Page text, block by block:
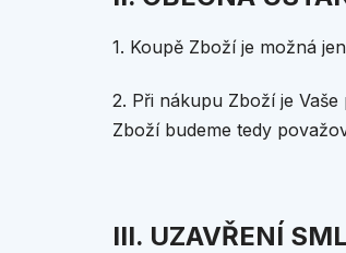
1. Koupě Zboží je možná
2. Při nákupu Zboží je
Zboží budeme tedy
III. UZAVŘENÍ